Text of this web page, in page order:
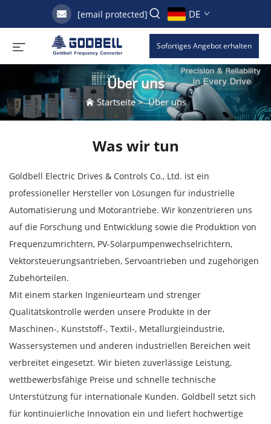
[email protected] DE
Sofortiges Angebot erhalten
Über uns
Startseite>Über uns
Was wir tun
Goldbell Electric Drives & Controls Co., Ltd. ist ein
professioneller Hersteller von Lösungen für industrielle
Automatisierung und Motorantriebe. Wir konzentrieren uns
auf die Forschung und Entwicklung sowie die Produktion von
Frequenzumrichtern, PV-Solarpumpenwechselrichtern,
Vektorsteuerungsantrieben, Servoantrieben und zugehörigen
Zubehörteilen.
Mit einem starken Ingenieurteam und strenger
Qualitätskontrolle werden unsere Produkte in der
Maschinen-, Kunststoff-, Textil-, Metallurgieindustrie,
Wassersystemen und anderen industriellen Bereichen weit
verbreitet eingesetzt. Wir bieten zuverlässige Leistung,
wettbewerbsfähige Preise und schnelle technische
Unterstützung für internationale Kunden. Goldbell setzt sich
für kontinuierliche Innovation ein und liefert hochwertige